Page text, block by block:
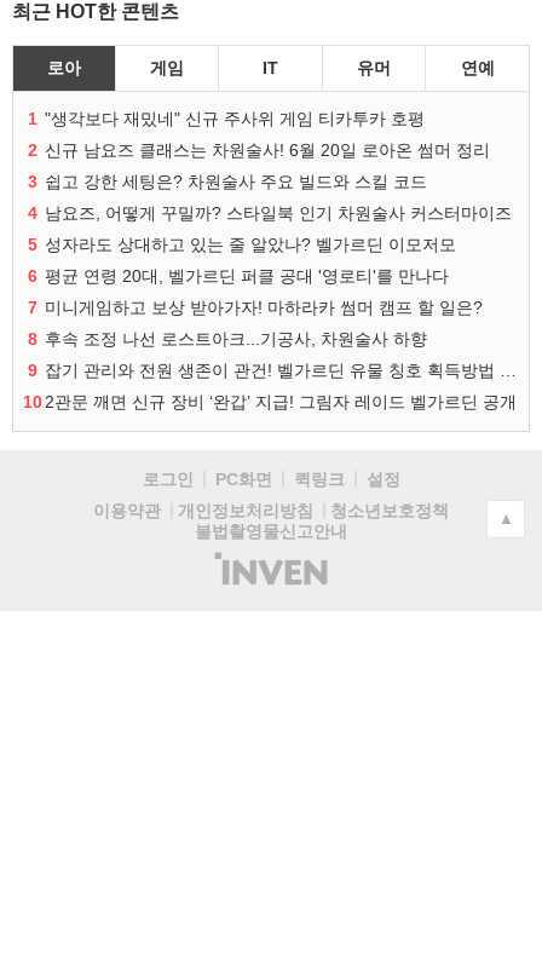
최근 HOT한 콘텐츠
로아 게임 IT 유머 연예
1 "생각보다 재밌네" 신규 주사위 게임 티카투카 호평
2 신규 남요즈 클래스는 차원술사! 6월 20일 로아온 썸머 정리
3 쉽고 강한 세팅은? 차원술사 주요 빌드와 스킬 코드
4 남요즈, 어떻게 꾸밀까? 스타일북 인기 차원술사 커스터마이즈
5 성자라도 상대하고 있는 줄 알았나? 벨가르딘 이모저모
6 평균 연령 20대, 벨가르딘 퍼클 공대 '영로티'를 만나다
7 미니게임하고 보상 받아가자! 마하라카 썸머 캠프 할 일은?
8 후속 조정 나선 로스트아크...기공사, 차원술사 하향
9
102관문 깨면 신규 장비 ‘완갑’ 지급! 그림자 레이드 벨가르딘 공개
로그인 PC화면 퀵링크
설정
이용약관
개인정보처리방침
청소년보호정책
불법촬영물신고안내
(주)
인
▲